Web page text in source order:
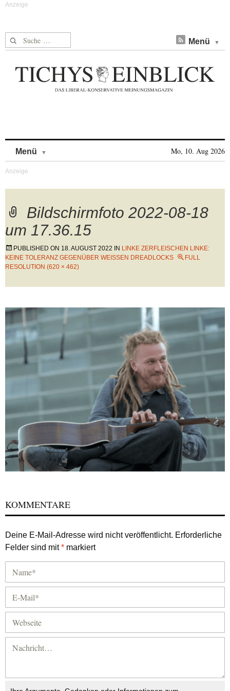
Suche nach: Menü
Menü Mo, 10. Aug 2026
Bildschirmfoto 2022-08-18
um 17.36.15
PUBLISHED ON 18. AUGUST 2022 IN LINKE ZERFLEISCHEN LINKE:
KEINE TOLERANZ GEGENÜBER WEISSEN DREADLOCKS
FULL
RESOLUTION (620 × 462)
KOMMENTARE
Deine E-Mail-Adresse wird nicht veröffentlicht. Erforderliche
Felder sind mit* markiert